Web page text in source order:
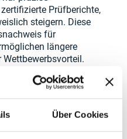
Über Cookies
Prüfberichte,
steigern. Diese
für
längere
Voraussetzung für die
bei Back Market,
Renewed – und die
diesen Plattformen